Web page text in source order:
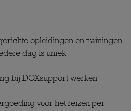
opleidingen en trainingen
dag is uniek
bij DOXsupport werken
voor het reizen per